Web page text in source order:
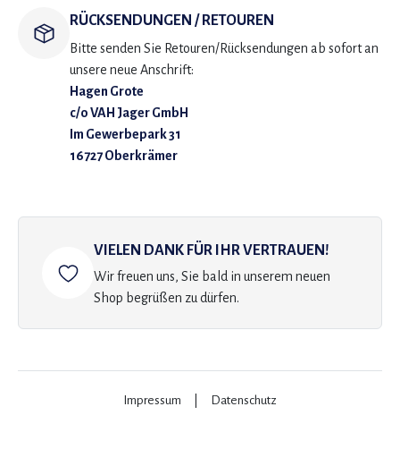
RÜCKSENDUNGEN / RETOUREN
Bitte senden Sie Retouren/Rücksendungen ab sofort an
unsere neue Anschrift:
Hagen Grote
c/o VAH Jager GmbH
Im Gewerbepark 31
16727 Oberkrämer
VIELEN DANK FÜR IHR VERTRAUEN!
Wir freuen uns, Sie bald in unserem neuen
Shop begrüßen zu dürfen.
Impressum Datenschutz